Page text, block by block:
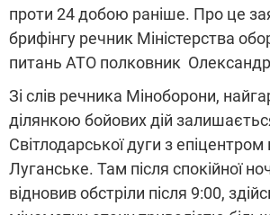
проти 24 добою раніше. Про це
брифінгу речник Міністерства
питань АТО полковник
Зі слів речника Міноборони,
ділянкою бойових дій
Світлодарської дуги з
Луганське. Там після спокійної
відновив обстріли після 9:00,